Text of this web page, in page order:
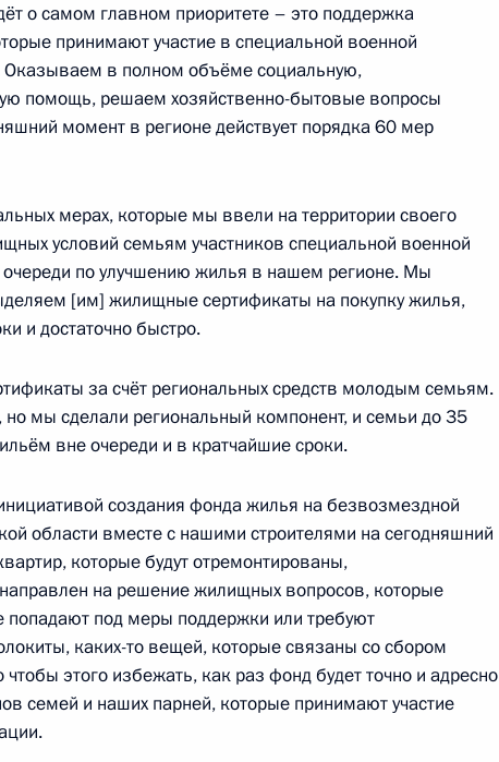
ответственность застройщика
долевого строительства
области Андреем Чибисом
изменения в связи с принятием
домов с использованием счетов
отношения в сфере
по договорам строительного подряда
о самом главном приоритете – это поддержка
принимают участие в специальной военной
Оказываем в полном объёме социальную,
помощь, решаем хозяйственно-бытовые вопросы
момент в регионе действует порядка 60 мер
мерах, которые мы ввели на территории своего
условий семьям участников специальной военной
очереди по улучшению жилья в нашем регионе. Мы
[им] жилищные сертификаты на покупку жилья,
и достаточно быстро.
за счёт региональных средств молодым семьям.
мы сделали региональный компонент, и семьи до 35
вне очереди и в кратчайшие сроки.
создания фонда жилья на безвозмездной
области вместе с нашими строителями на сегодняшний
которые будут отремонтированы,
на решение жилищных вопросов, которые
под меры поддержки или требуют
каких-то вещей, которые связаны со сбором
чтобы этого избежать, как раз фонд будет точно и адресно
семей и наших парней, которые принимают участие